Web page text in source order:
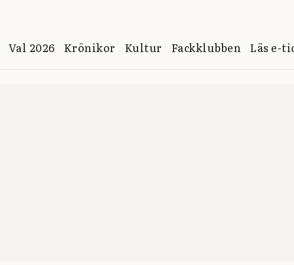
Val 2026 Krönikor Kultur Fackklubben Läs e-